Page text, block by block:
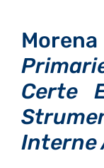
Certe
Interne